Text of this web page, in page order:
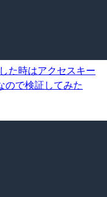
た時はアクセスキー
ので検証してみた